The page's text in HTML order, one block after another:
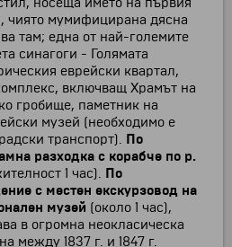
чиято мумифицирана дясна
там; една от най-големите
синагоги - Голямата
еврейски квартал,
включващ Храмът на
гробище, паметник на
музей (необходимо е
транспорт). По
разходка с корабче по р.
1 час). По
с местен екскурзовод на
музей (около 1 час),
в огромна неокласическа
между 1837 г. и 1847 г.